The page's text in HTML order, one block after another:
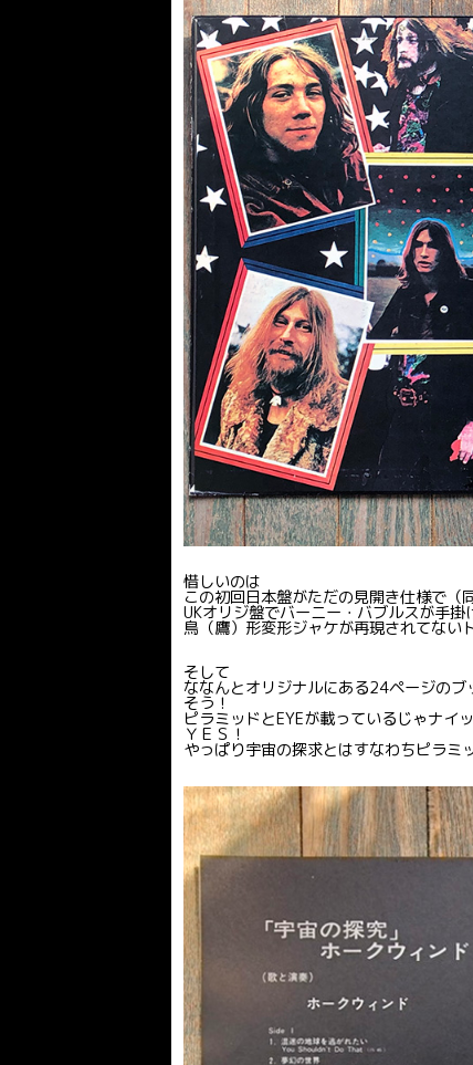
惜しいのは
この初回日本盤がただの見開き仕様で（
UKオリジ盤でバーニー・バブルスが手掛
鳥（鷹）形変形ジャケが再現されてない
そして
ななんとオリジナルにある24ページのブ
そう！
ピラミッドとEYEが載っているじゃナイ
ＹＥＳ！
やっぱり宇宙の探求とはすなわちピラミ